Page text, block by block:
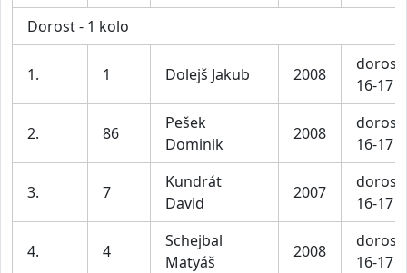
Dorost - 1 kolo
1. 1 Dolejš Jakub 2008
16-17
2. 86
Pešek
Dominik
2008
16-17
3. 7
Kundrát
David
2007
16-17
4. 4
Schejbal
Matyáš
2008
16-17